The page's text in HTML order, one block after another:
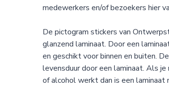
medewerkers en/of bezoekers hier
De pictogram stickers van
glanzend laminaat. Door een
en geschikt voor binnen en buiten.
levensduur door een laminaat. Als
of alcohol werkt dan is een laminaat